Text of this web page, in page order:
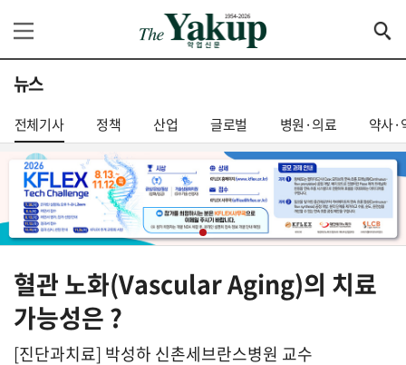
뉴스
전체기사 정책 산업 글로벌 병원·의료 약사·
혈관 노화(Vascular Aging)의 치료
가능성은 ?
[진단과치료] 박성하 신촌세브란스병원 교수